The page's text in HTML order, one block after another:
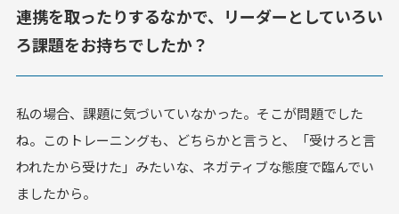
連携を取ったりするなかで、リーダーとしていろい
ろ課題をお持ちでしたか？
私の場合、課題に気づいていなかった。そこが問題でした
ね。このトレーニングも、どちらかと言うと、「受けろと言
われたから受けた」みたいな、ネガティブな態度で臨んでい
ましたから。